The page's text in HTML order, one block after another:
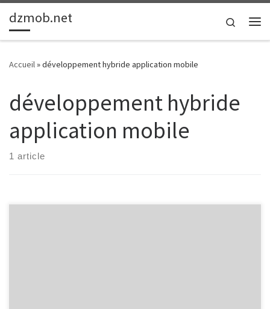
Passer au contenu
dzmob.net
Search
Accueil»développement hybride application mobile
développement hybride
application mobile
1 article